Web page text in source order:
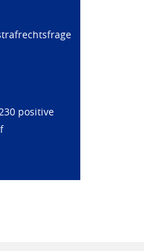
positive